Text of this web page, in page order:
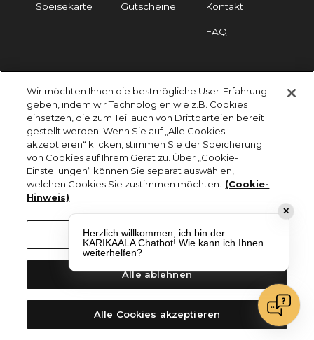
Speisekarte Gutscheine Kontakt
FAQ
KARIKAALA ©2026 - Saily Food Service GmbH
Alle Rechte vorbehalten
✕
Herzlich willkommen, ich bin der
KARIKAALA Chatbot! Wie kann ich Ihnen
weiterhelfen?
Wir möchten Ihnen die bestmögliche User-Erfahrung
geben, indem wir Technologien wie z.B. Cookies
einsetzen, die zum Teil auch von Drittparteien bereit
gestellt werden. Wenn Sie auf „Alle Cookies
akzeptieren“ klicken, stimmen Sie der Speicherung
von Cookies auf Ihrem Gerät zu. Über „Cookie-
Einstellungen“ können Sie separat auswählen,
welchen Cookies Sie zustimmen möchten.
(Cookie-
Hinweis)
Cookie-Einstellungen
Alle ablehnen
Alle Cookies akzeptieren